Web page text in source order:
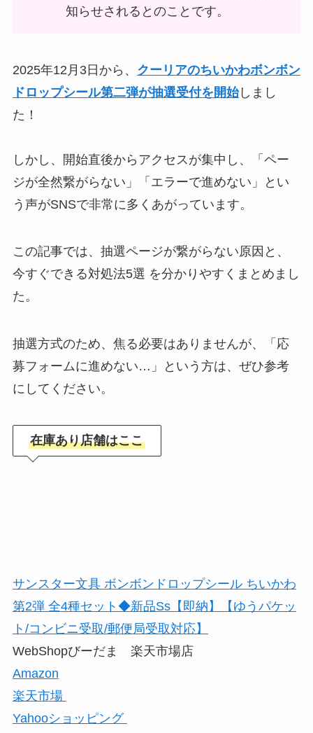
知らせされるとのことです。
2025年12月3日から、 クーリアのちいかわボンボン
ドロップシール第二弾が抽選受付を開始しまし
た！
しかし、開始直後からアクセスが集中し、「ペー
ジが全然繋がらない」「エラーで進めない」とい
う声がSNSで非常に多くあがっています。
この記事では、抽選ページが繋がらない原因と、
今すぐできる対処法5選 を分かりやすくまとめまし
た。
抽選方式のため、焦る必要はありませんが、「応
募フォームに進めない…」という方は、ぜひ参考
にしてください。
在庫あり店舗はここ
サンスター文具 ボンボンドロップシール ちいかわ
第2弾 全4種セット◆新品Ss【即納】【ゆうパケッ
ト/コンビニ受取/郵便局受取対応】
WebShopびーだま 楽天市場店
Amazon
楽天市場
Yahooショッピング